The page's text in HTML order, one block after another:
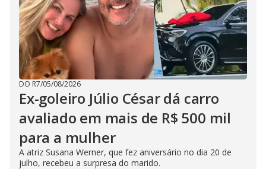
DO R7/05/08/2026
Ex-goleiro Júlio César dá carro
avaliado em mais de R$ 500 mil
para a mulher
A atriz Susana Werner, que fez aniversário no dia 20 de
julho, recebeu a surpresa do marido.